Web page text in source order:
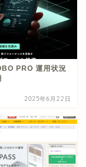
PRO 運用状況
2025年6月22日